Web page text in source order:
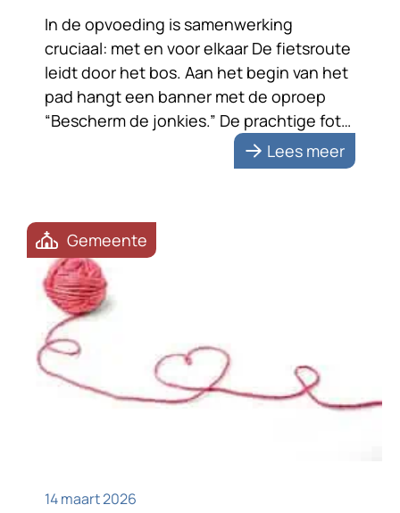
In de opvoeding is samenwerking
cruciaal: met en voor elkaar De fietsroute
leidt door het bos. Aan het begin van het
pad hangt een banner met de oproep
“Bescherm de jonkies.” De prachtige foto
van een reekalfje met zijn moeder
benadrukt de boodschap. De tekst zet
om samenwerking; met […]
Lees meer
Gemeente
14 maart 2026